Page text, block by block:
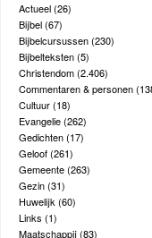
Actueel(26)
Bijbel(67)
Bijbelcursussen(230)
Bijbelteksten(5)
Christendom(2.406)
Commentaren & personen
Cultuur(18)
Evangelie(262)
Gedichten(17)
Geloof(261)
Gemeente(263)
Gezin(31)
Huwelijk(60)
Links (1)
Maatschappij(83)